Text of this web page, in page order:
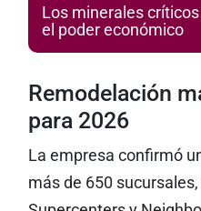
Los minerales
el poder económico
Remodelación
para 2026
La empresa confirmó
más de 650